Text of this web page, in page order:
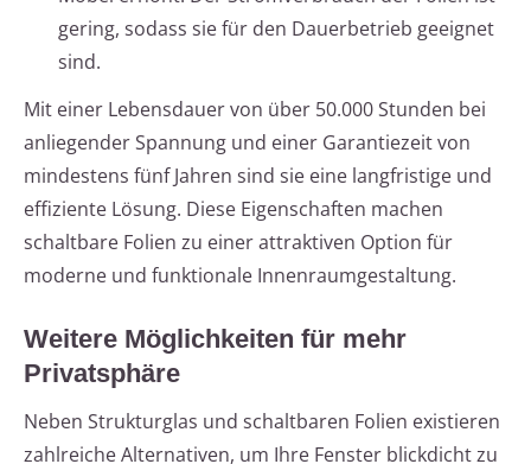
gering, sodass sie für den Dauerbetrieb geeignet
sind.
Mit einer Lebensdauer von über 50.000 Stunden bei
anliegender Spannung und einer Garantiezeit von
mindestens fünf Jahren sind sie eine langfristige und
effiziente Lösung. Diese Eigenschaften machen
schaltbare Folien zu einer attraktiven Option für
moderne und funktionale Innenraumgestaltung.
Weitere Möglichkeiten für mehr
Privatsphäre
Neben Strukturglas und schaltbaren Folien existieren
zahlreiche Alternativen, um Ihre Fenster blickdicht zu